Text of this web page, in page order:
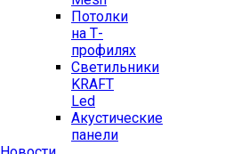
Потолки
на Т-
профилях
Свeтильники
KRAFT
Led
Акустические
панели